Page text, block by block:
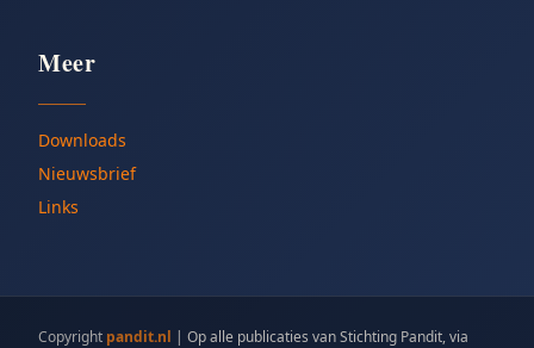
Meer
Downloads
Nieuwsbrief
Links
Copyright pandit.nl | Op alle publicaties van Stichting Pandit, via